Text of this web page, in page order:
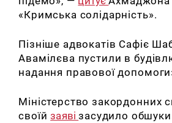
«Кримська солідарність».
Пізніше адвокатів Сафіє
Авамілєва пустили в
надання правової
Міністерство закордонних
своїйзаявізасудило